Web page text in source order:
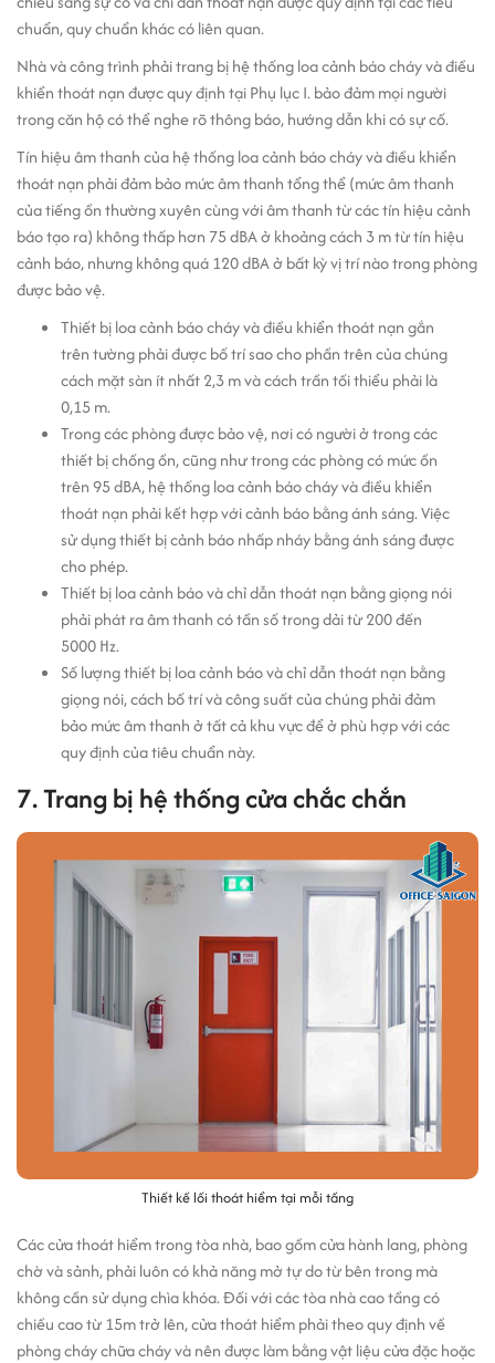
chuẩn, quy chuẩn khác có liên quan.
Nhà và công trình phải trang bị hệ thống loa cảnh báo cháy và điều
khiển thoát nạn được quy định tại Phụ lục I. bảo đảm mọi người
trong căn hộ có thể nghe rõ thông báo, hướng dẫn khi có sự cố.
Tín hiệu âm thanh của hệ thống loa cảnh báo cháy và điều khiển
thoát nạn phải đảm bảo mức âm thanh tổng thể (mức âm thanh
của tiếng ồn thường xuyên cùng với âm thanh từ các tín hiệu cảnh
báo tạo ra) không thấp hơn 75 dBA ở khoảng cách 3 m từ tín hiệu
cảnh báo, nhưng không quá 120 dBA ở bất kỳ vị trí nào trong phòng
được bảo vệ.
Thiết bị loa cảnh báo cháy và điều khiển thoát nạn gắn
trên tường phải được bố trí sao cho phần trên của chúng
cách mặt sàn ít nhất 2,3 m và cách trần tối thiểu phải là
0,15 m.
Trong các phòng được bảo vệ, nơi có người ở trong các
thiết bị chống ồn, cũng như trong các phòng có mức ồn
trên 95 dBA, hệ thống loa cảnh báo cháy và điều khiển
thoát nạn phải kết hợp với cảnh báo bằng ánh sáng. Việc
sử dụng thiết bị cảnh báo nhấp nháy bằng ánh sáng được
cho phép.
Thiết bị loa cảnh báo và chỉ dẫn thoát nạn bằng giọng nói
phải phát ra âm thanh có tần số trong dải từ 200 đến
5000 Hz.
Số lượng thiết bị loa cảnh báo và chỉ dẫn thoát nạn bằng
giọng nói, cách bố trí và công suất của chúng phải đảm
bảo mức âm thanh ở tất cả khu vực để ở phù hợp với các
quy định của tiêu chuẩn này.
7. Trang bị hệ thống cửa chắc chắn
Thiết kế lối thoát hiểm tại mỗi tầng
Các cửa thoát hiểm trong tòa nhà, bao gồm cửa hành lang, phòng
chờ và sảnh, phải luôn có khả năng mở tự do từ bên trong mà
không cần sử dụng chìa khóa. Đối với các tòa nhà cao tầng có
chiều cao từ 15m trở lên, cửa thoát hiểm phải theo quy định về
phòng cháy chữa cháy và nên được làm bằng vật liệu cửa đặc hoặc